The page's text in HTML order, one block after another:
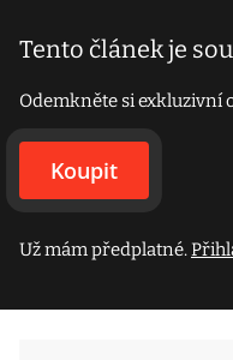
Tento článek je
Odemkněte si exkluzivní
Koupit
Už mám předplatné.